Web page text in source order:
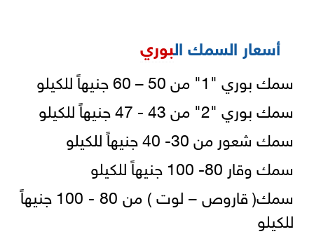
أسعار السمك البوري
سمك بوري "1" من 50 – 60 جنيهاً للكيلو
سمك بوري "2" من 43 - 47 جنيهاً للكيلو
سمك شعور من 30- 40 جنيهاً للكيلو
سمك وقار 80- 100 جنيهاً للكيلو
سمك( قاروص – لوت ) من 80 - 100 جنيهاً
للكيلو